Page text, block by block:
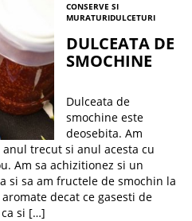
CONSERVE SI
MURATURIDULCETURI
DULCEATA DE
SMOCHINE
Dulceata de
smochine este
deosebita. Am
trecut si anul acesta cu
Am sa achizitionez si un
si sa am fructele de smochin la
decat ce gasesti de
si […]